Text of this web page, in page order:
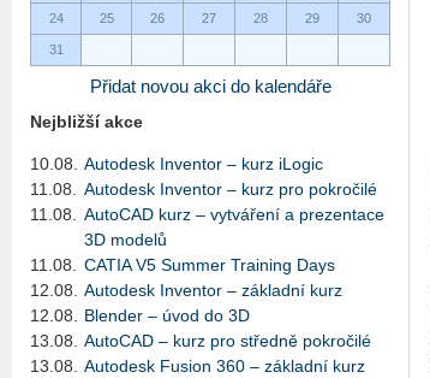
24 25 26 27 28 29 30
31
Přidat novou akci do kalendáře
Nejbližší akce
10.08.
Autodesk Inventor – kurz iLogic
11.08.
Autodesk Inventor – kurz pro pokročilé
11.08.
AutoCAD kurz – vytváření a prezentace
3D modelů
11.08.
CATIA V5 Summer Training Days
12.08.
Autodesk Inventor – základní kurz
12.08.
Blender – úvod do 3D
13.08.
AutoCAD – kurz pro středně pokročilé
13.08.
Autodesk Fusion 360 – základní kurz